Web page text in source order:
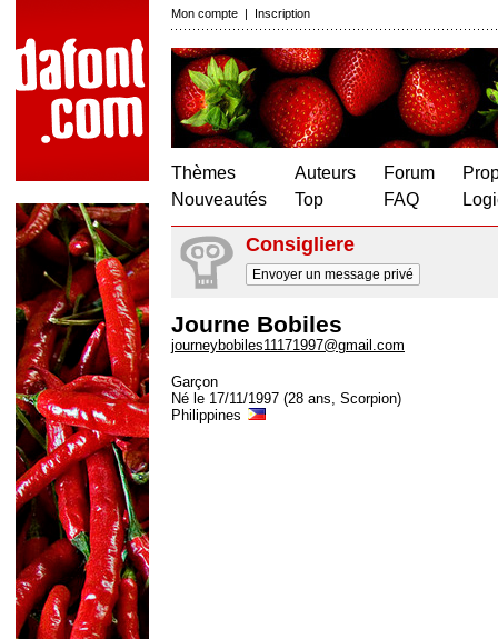
Mon compte | Inscription
Thèmes
Nouveautés
Auteurs
Top
Forum
FAQ
Consigliere
Envoyer un message privé
Journe Bobiles
journeybobiles11171997@gmail.com
Garçon
Né le 17/11/1997 (28 ans, Scorpion)
Philippines